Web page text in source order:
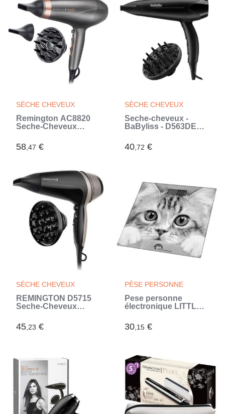
SÈCHE CHEVEUX
Remington AC8820
Seche-Cheveux
Keratin Protect, Soin
Kératine et Huile
58,47 €
SÈCHE CHEVEUX
Seche-cheveux -
BaByliss - D563DE
Design Léger et
Compact (Noir)
40,72 €
SÈCHE CHEVEUX
REMINGTON D5715
Seche-Cheveux
Thermacare 2300W,
Grille Céramique,
45,23 €
PÈSE PERSONNE
Pese personne
électronique LITTLE
The Cat - 180kg 100g
(Noir)
30,15 €